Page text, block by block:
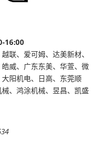
16:00
联、爱可姆、达美新材、
威、广东东美、华萱、微
阳机电、日高、东莞顺
、鸿涂机械、昱昌、凯盛